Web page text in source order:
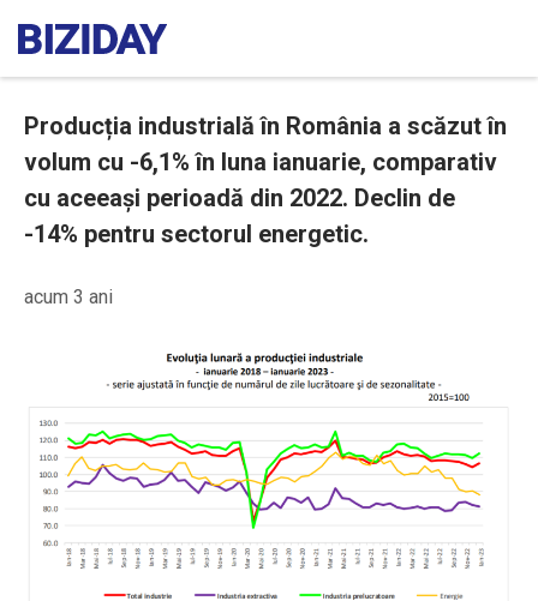
Producția industrială în România a scăzut în
volum cu -6,1% în luna ianuarie, comparativ
cu aceeași perioadă din 2022. Declin de
-14% pentru sectorul energetic.
acum 3 ani